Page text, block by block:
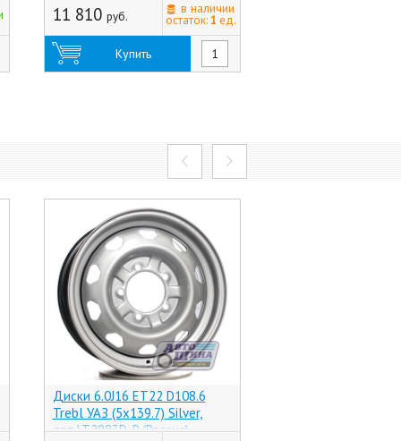
11 810 руб.
в наличии
остаток:1 ед.
Купить
Диски 6.0J16 ET22 D108.6
Trebl УАЗ (5x139.7) Silver,
арт.LT2883D-P (Россия)